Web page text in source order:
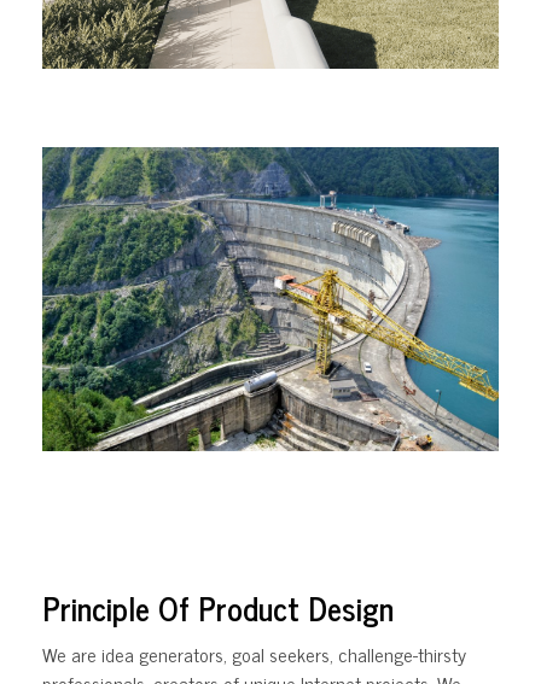
Principle Of Product Design
We are idea generators, goal seekers, challenge-thirsty